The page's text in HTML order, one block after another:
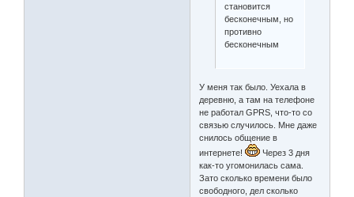
становится
бесконечным, но
противно
бесконечным
У меня так было. Уехала в
деревню, а там на телефоне
не работал GPRS, что-то со
связью случилось. Мне даже
снилось общение в
интернете!
Через 3 дня
как-то угомонилась сама.
Зато сколько времени было
свободного, дел сколько